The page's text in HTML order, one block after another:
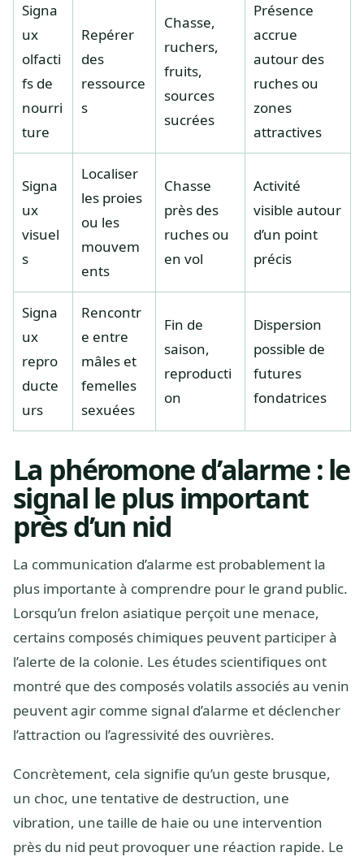
Signa
ux
olfacti
fs de
nourri
ture
Repérer
des
ressource
s
Chasse,
ruchers,
fruits,
sources
sucrées
Présence
accrue
autour des
ruches ou
zones
attractives
Signa
ux
visuel
s
Localiser
les proies
ou les
mouvem
ents
Chasse
près des
ruches ou
en vol
Activité
visible autour
d’un point
précis
Signa
ux
repro
ducte
urs
Rencontr
e entre
mâles et
femelles
sexuées
Fin de
saison,
reproducti
on
Dispersion
possible de
futures
fondatrices
La phéromone d’alarme : le
signal le plus important
près d’un nid
La communication d’alarme est probablement la
plus importante à comprendre pour le grand public.
Lorsqu’un frelon asiatique perçoit une menace,
certains composés chimiques peuvent participer à
l’alerte de la colonie. Les études scientifiques ont
montré que des composés volatils associés au venin
peuvent agir comme signal d’alarme et déclencher
l’attraction ou l’agressivité des ouvrières.
Concrètement, cela signifie qu’un geste brusque,
un choc, une tentative de destruction, une
vibration, une taille de haie ou une intervention
près du nid peut provoquer une réaction rapide. Le